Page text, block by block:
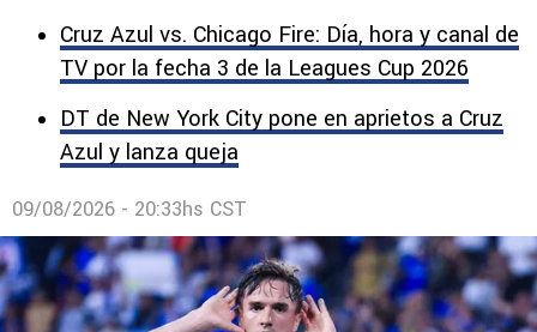
Cruz Azul vs. Chicago Fire: Día, hora y canal de
TV por la fecha 3 de la Leagues Cup 2026
DT de New York City pone en aprietos a Cruz
Azul y lanza queja
09/08/2026 - 20:33hs CST